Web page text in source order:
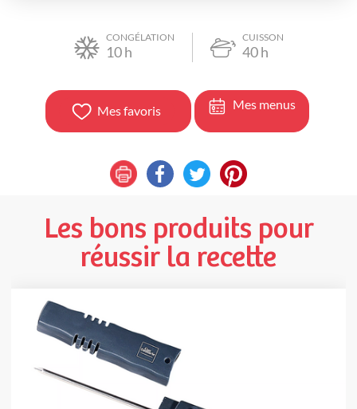
CONGÉLATION
10h
CUISSON
40h
Mes favoris Mes menus
Les bons produits pour
réussir la recette